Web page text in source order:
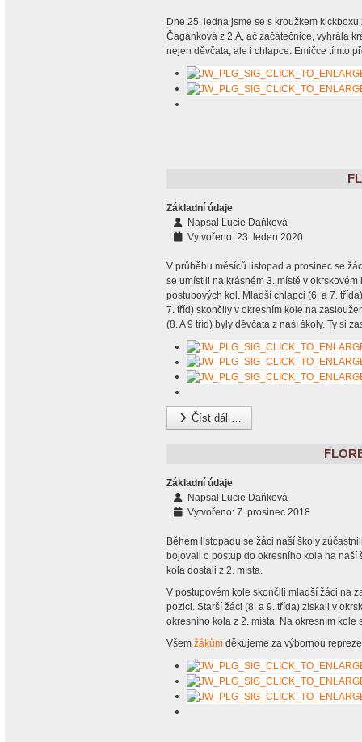
Dne 25. ledna jsme se s kroužkem
Čagánková z 2.A, ač začátečnice, vyhrála
nejen děvčata, ale i chlapce. Emičce tímto
Základní údaje
Napsal Lucie Daňková
Vytvořeno: 23. leden 2020
V průběhu měsíců listopad a prosinec se
se umístili na krásném 3. místě v
postupových kol. Mladší chlapci (6. a 7.
7. tříd) skončily v okresním kole na
(8. A 9 tříd) byly děvčata z naší školy. Ty si
Číst dál …
Základní údaje
Napsal Lucie Daňková
Vytvořeno: 7. prosinec 2018
Během listopadu se žáci naší školy
bojovali o postup do okresního kola na naší
kola dostali z 2. místa.
V postupovém kole skončili mladší žáci na
pozici. Starší žáci (8. a 9. třída) získali v
okresního kola z 2. místa. Na okresním kole
Všem žákůmděkujeme za výbornou